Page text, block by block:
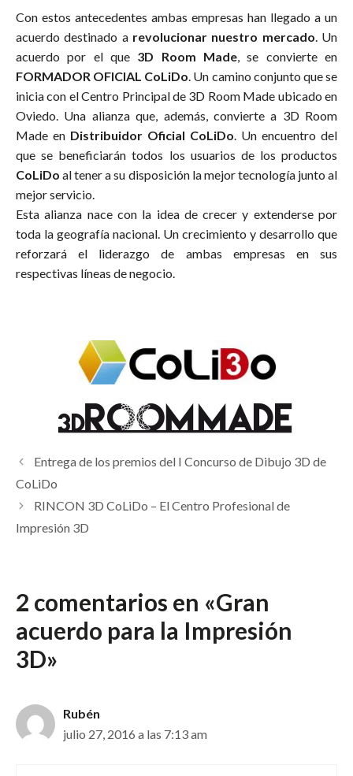
Con estos antecedentes ambas empresas han llegado a un
acuerdo destinado arevolucionar nuestro mercado . Un
acuerdo por el que 3D Room Made , se convierte en
FORMADOR OFICIAL CoLiDo . Un camino conjunto que se
inicia con el Centro Principal de 3D Room Made ubicado en
Oviedo. Una alianza que, además, convierte a 3D Room
Made en Distribuidor Oficial CoLiDo . Un encuentro del
que se beneficiarán todos los usuarios de los productos
CoLiDo al tener a su disposición la mejor tecnología junto al
mejor servicio.
Esta alianza nace con la idea de crecer y extenderse por
toda la geografía nacional. Un crecimiento y desarrollo que
reforzará el liderazgo de ambas empresas en sus
respectivas líneas de negocio.
Entrega de los premios del I Concurso de Dibujo 3D de
CoLiDo
RINCON 3D CoLiDo – El Centro Profesional de
Impresión 3D
2 comentarios en «Gran
acuerdo para la Impresión
3D»
Rubén
julio 27, 2016 a las 7:13 am